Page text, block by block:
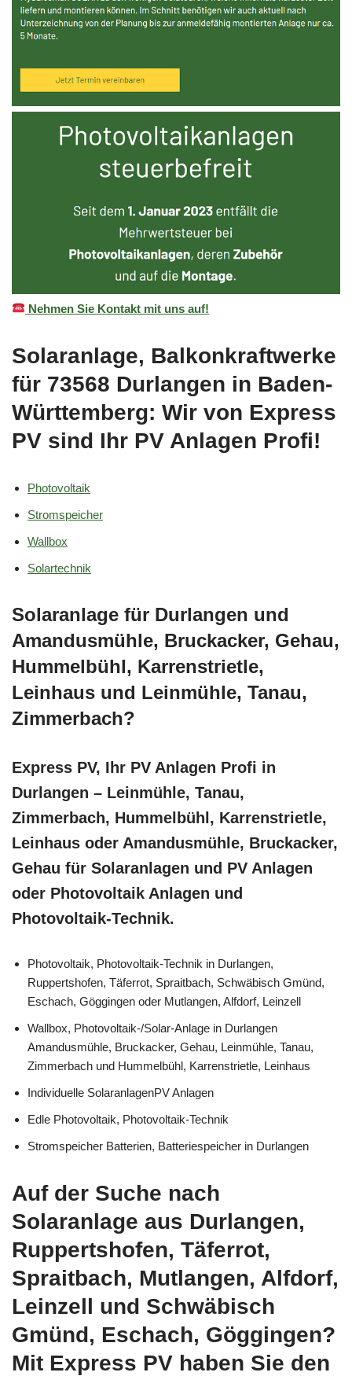
Nehmen Sie Kontakt mit uns auf!
Solaranlage, Balkonkraftwerke
für 73568 Durlangen in Baden-
Württemberg: Wir von Express
PV sind Ihr PV Anlagen Profi!
Photovoltaik
Stromspeicher
Wallbox
Solartechnik
Solaranlage für Durlangen und
Amandusmühle, Bruckacker, Gehau,
Hummelbühl, Karrenstrietle,
Leinhaus und Leinmühle, Tanau,
Zimmerbach?
Express PV, Ihr PV Anlagen Profi in
Durlangen – Leinmühle, Tanau,
Zimmerbach, Hummelbühl, Karrenstrietle,
Leinhaus oder Amandusmühle, Bruckacker,
Gehau für Solaranlagen und PV Anlagen
oder Photovoltaik Anlagen und
Photovoltaik-Technik.
Photovoltaik, Photovoltaik-Technik in Durlangen,
Ruppertshofen, Täferrot, Spraitbach, Schwäbisch Gmünd,
Eschach, Göggingen oder Mutlangen, Alfdorf, Leinzell
Wallbox, Photovoltaik-/Solar-Anlage in Durlangen
Amandusmühle, Bruckacker, Gehau, Leinmühle, Tanau,
Zimmerbach und Hummelbühl, Karrenstrietle, Leinhaus
Individuelle SolaranlagenPV Anlagen
Edle Photovoltaik, Photovoltaik-Technik
Stromspeicher Batterien, Batteriespeicher in Durlangen
Auf der Suche nach
Solaranlage aus Durlangen,
Ruppertshofen, Täferrot,
Spraitbach, Mutlangen, Alfdorf,
Leinzell und Schwäbisch
Gmünd, Eschach, Göggingen?
Mit Express PV haben Sie den